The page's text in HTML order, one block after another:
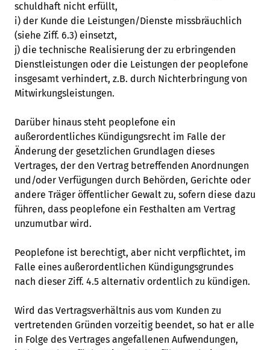
schuldhaft nicht erfüllt,
i) der Kunde die Leistungen/Dienste missbräuchlich
(siehe Ziff. 6.3) einsetzt,
j) die technische Realisierung der zu erbringenden
Dienstleistungen oder die Leistungen der peoplefone
insgesamt verhindert, z.B. durch Nichterbringung von
Mitwirkungsleistungen.
Darüber hinaus steht peoplefone ein
außerordentliches Kündigungsrecht im Falle der
Änderung der gesetzlichen Grundlagen dieses
Vertrages, der den Vertrag betreffenden Anordnungen
und/oder Verfügungen durch Behörden, Gerichte oder
andere Träger öffentlicher Gewalt zu, sofern diese dazu
führen, dass peoplefone ein Festhalten am Vertrag
unzumutbar wird.
Peoplefone ist berechtigt, aber nicht verpflichtet, im
Falle eines außerordentlichen Kündigungsgrundes
nach dieser Ziff. 4.5 alternativ ordentlich zu kündigen.
Wird das Vertragsverhältnis aus vom Kunden zu
vertretenden Gründen vorzeitig beendet, so hat er alle
in Folge des Vertrages angefallenen Aufwendungen,